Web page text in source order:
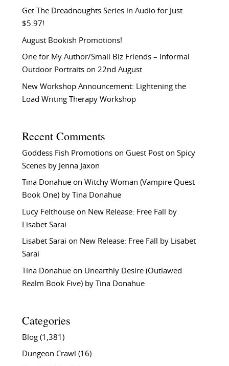
Get The Dreadnoughts Series in Audio for Just
$5.97!
August Bookish Promotions!
One for My Author/Small Biz Friends – Informal
Outdoor Portraits on 22nd August
New Workshop Announcement: Lightening the
Load Writing Therapy Workshop
Recent Comments
Goddess Fish Promotionson Guest Post on Spicy
Scenes by Jenna Jaxon
Tina Donahueon Witchy Woman (Vampire Quest –
Book One) by Tina Donahue
Lucy Felthouseon New Release: Free Fall by
Lisabet Sarai
Lisabet Sarai on New Release: Free Fall by Lisabet
Sarai
Tina Donahueon Unearthly Desire (Outlawed
Realm Book Five) by Tina Donahue
Categories
Blog(1,381)
Dungeon Crawl (16)